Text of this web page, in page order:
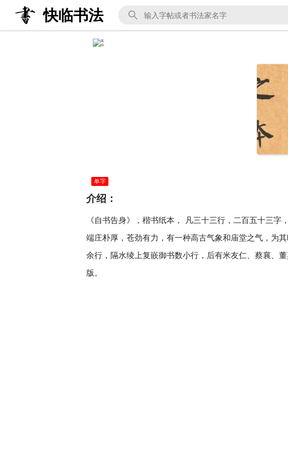
快临书法
单字
介绍：
《自书告身》，楷书纸本， 凡三十三行，二百五十三
端庄朴厚，苍劲有力，有一种高古气象和庙堂之气，为
余行，隔水绫上复嵌御书数小行，后有米友仁、蔡襄、
版。